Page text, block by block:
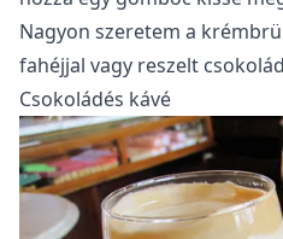
Nagyon szeretem a
fahéjjal vagy reszelt
Csokoládés kávé